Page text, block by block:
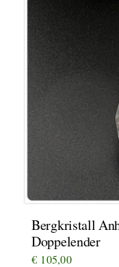
Bergkristall
Doppelender
€ 105,00